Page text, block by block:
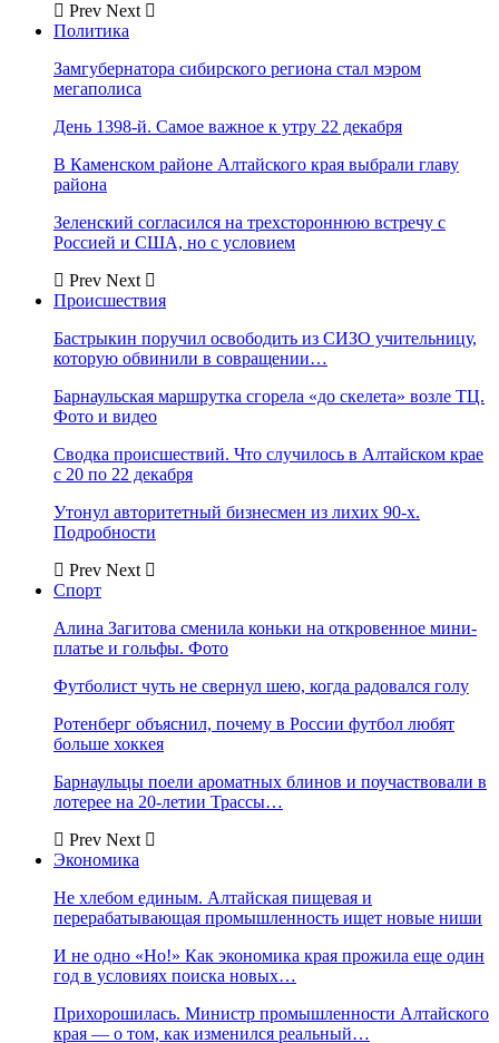
Prev Next
Политика
Замгубернатора сибирского региона стал мэром
мегаполиса
День 1398-й. Самое важное к утру 22 декабря
В Каменском районе Алтайского края выбрали главу
района
Зеленский согласился на трехстороннюю встречу с
Россией и США, но с условием
Prev Next
Происшествия
Бастрыкин поручил освободить из СИЗО учительницу,
которую обвинили в совращении…
Барнаульская маршрутка сгорела «до скелета» возле ТЦ.
Фото и видео
Сводка происшествий. Что случилось в Алтайском крае
с 20 по 22 декабря
Утонул авторитетный бизнесмен из лихих 90-х.
Подробности
Prev Next
Спорт
Алина Загитова сменила коньки на откровенное мини-
платье и гольфы. Фото
Футболист чуть не свернул шею, когда радовался голу
Ротенберг объяснил, почему в России футбол любят
больше хоккея
Барнаульцы поели ароматных блинов и поучаствовали в
лотерее на 20-летии Трассы…
Prev Next
Экономика
Не хлебом единым. Алтайская пищевая и
перерабатывающая промышленность ищет новые ниши
И не одно «Но!» Как экономика края прожила еще один
год в условиях поиска новых…
Прихорошилась. Министр промышленности Алтайского
края — о том, как изменился реальный…